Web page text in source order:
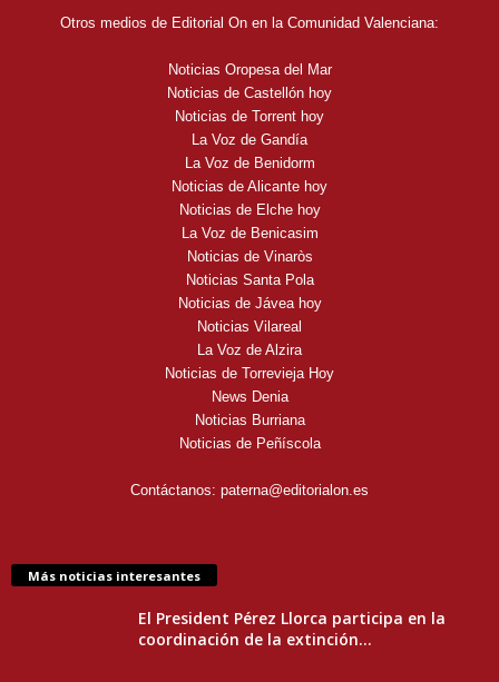
Otros medios de Editorial On en la Comunidad Valenciana:
Noticias Oropesa del Mar
Noticias de Castellón hoy
Noticias de Torrent hoy
La Voz de Gandía
La Voz de Benidorm
Noticias de Alicante hoy
Noticias de Elche hoy
La Voz de Benicasim
Noticias de Vinaròs
Noticias Santa Pola
Noticias de Jávea hoy
Noticias Vilareal
La Voz de Alzira
Noticias de Torrevieja Hoy
News Denia
Noticias Burriana
Noticias de Peñíscola
Contáctanos: paterna@editorialon.es
Más noticias interesantes
El President Pérez Llorca participa en la
coordinación de la extinción...